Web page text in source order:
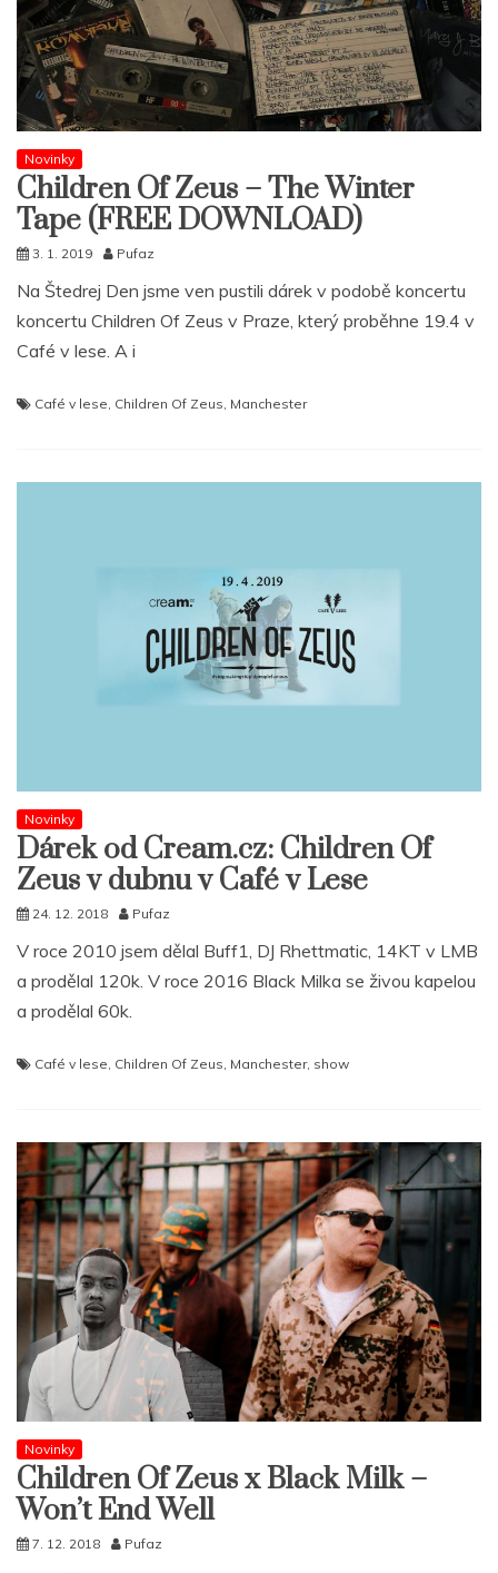
Novinky
Children Of Zeus – The Winter
Tape (FREE DOWNLOAD)
3. 1. 2019 Pufaz
Na Štedrej Den jsme ven pustili dárek v podobě koncertu
koncertu Children Of Zeus v Praze, který proběhne 19.4 v
Café v lese. A i
Café v lese Children Of Zeus Manchester
Novinky
Dárek od Cream.cz: Children Of
Zeus v dubnu v Café v Lese
24. 12. 2018 Pufaz
V roce 2010 jsem dělal Buff1, DJ Rhettmatic, 14KT v LMB
a prodělal 120k. V roce 2016 Black Milka se živou kapelou
a prodělal 60k.
Café v lese, Children Of Zeus, Manchester, show
Novinky
Children Of Zeus x Black Milk –
Won’t End Well
7. 12. 2018 Pufaz